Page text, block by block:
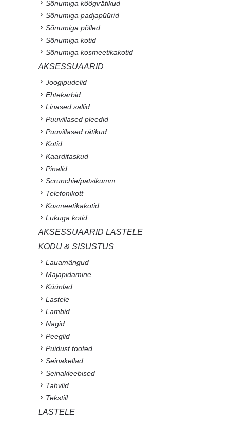
Sõnumiga köögirätikud
Sõnumiga padjapüürid
Sõnumiga põlled
Sõnumiga kotid
Sõnumiga kosmeetikakotid
AKSESSUAARID
Joogipudelid
Ehtekarbid
Linased sallid
Puuvillased pleedid
Puuvillased rätikud
Kotid
Kaarditaskud
Pinalid
Scrunchie/patsikumm
Telefonikott
Kosmeetikakotid
Lukuga kotid
AKSESSUAARID LASTELE
KODU & SISUSTUS
Lauamängud
Majapidamine
Küünlad
Lastele
Lambid
Nagid
Peeglid
Puidust tooted
Seinakellad
Seinakleebised
Tahvlid
Tekstiil
LASTELE